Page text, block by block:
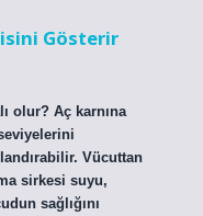
Gösterir
olur? Aç karnına
Vücuttan
sirkesi suyu,
sağlığını